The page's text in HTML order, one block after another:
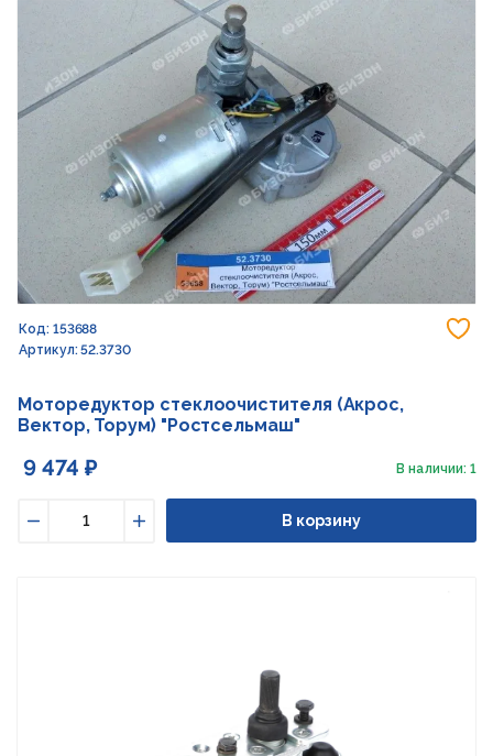
Код: 153688
Артикул: 52.3730
Моторедуктор стеклоочистителя (Акрос,
Вектор, Торум) "Ростсельмаш"
9 474 ₽ В наличии: 1
Увеличить
В корзину